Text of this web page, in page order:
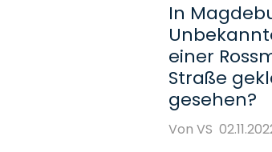
In
einer
Straße
gesehen?
Von VS